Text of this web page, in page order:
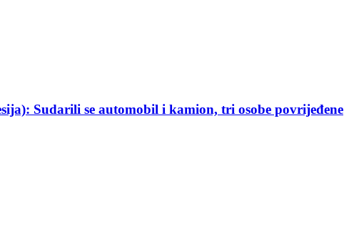
Sudarili se automobil i kamion, tri osobe povrijeđene